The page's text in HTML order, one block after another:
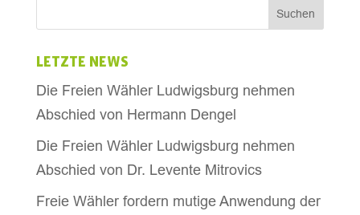
LETZTE NEWS
Die Freien Wähler Ludwigsburg nehmen
Abschied von Hermann Dengel
Die Freien Wähler Ludwigsburg nehmen
Abschied von Dr. Levente Mitrovics
Freie Wähler fordern mutige Anwendung der